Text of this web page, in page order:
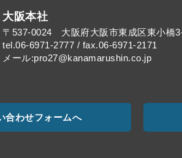
大阪本社
〒537-0024 大阪府大阪市東成区東小橋
tel.06-6971-2777 / fax.06-6971-2171
メール:pro27@kanamarushin.co.jp​
合わせフォームへ